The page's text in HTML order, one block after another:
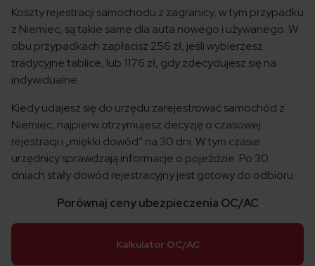
Koszty rejestracji samochodu z zagranicy, w tym przypadku
z Niemiec, są takie same dla auta nowego i używanego. W
obu przypadkach zapłacisz 256 zł, jeśli wybierzesz
tradycyjne tablice, lub 1176 zł, gdy zdecydujesz się na
indywidualne.
Kiedy udajesz się do urzędu zarejestrować samochód z
Niemiec, najpierw otrzymujesz decyzję o czasowej
rejestracji i „miękki dowód” na 30 dni. W tym czasie
urzędnicy sprawdzają informacje o pojeździe. Po 30
dniach stały dowód rejestracyjny jest gotowy do odbioru.
Porównaj ceny ubezpieczenia OC/AC
Kalkulator OC/AC